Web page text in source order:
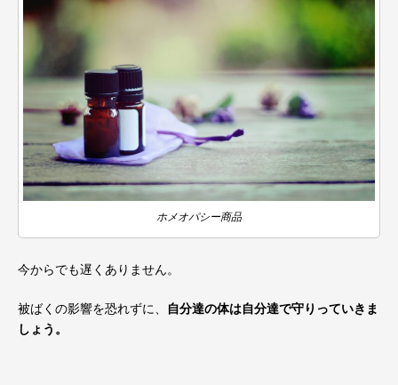
ホメオパシー商品
今からでも遅くありません。
被ばくの影響を恐れずに、
自分達の体は自分達で守りっていきま
しょう。